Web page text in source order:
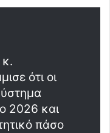
ότι οι
2026 και
πάσο